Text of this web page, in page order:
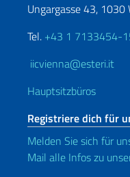
Ungargasse 43, 1030
Tel. +43 1 7133454-
iicvienna@esteri.it
Hauptsitzbüros
Registriere dich für
Melden Sie sich für
Mail alle Infos zu